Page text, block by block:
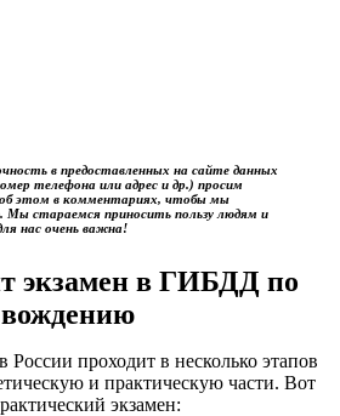
в предоставленных на сайте данных
телефона или адрес и др.) просим
об этом в комментариях, чтобы мы
Мы стараемся приносить пользу людям и
нас очень важна!
экзамен в ГИБДД по
вождению
проходит в несколько этапов
и практическую части. Вот
экзамен: